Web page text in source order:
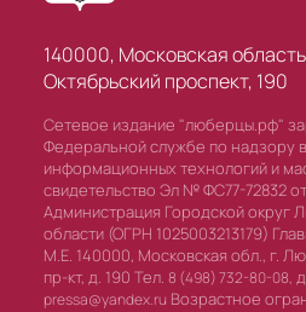
140000, Московская
Октябрьский проспект, 190
Сетевое издание "люберцы.рф"
Федеральной службе по надзору
информационных технологий и
свидетельство Эл № ФС77-72832
Администрация Городской округ
области (ОГРН 1025003213179)
М.Е. 140000, Московская обл., г.
пр-кт, д. 190 Тел. 8 (498) 732-80-08,
pressa@yandex.ru Возрастное